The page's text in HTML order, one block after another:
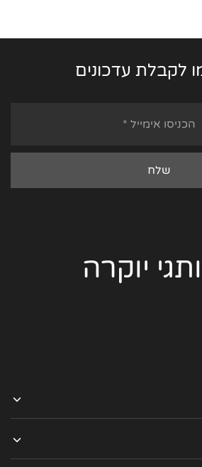
לקבלת עדכונים
יוקרה